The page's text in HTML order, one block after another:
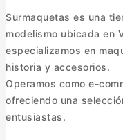
Surmaquetas es una
modelismo ubicada en
especializamos en
historia y accesorios.
Operamos como e-
ofreciendo una
entusiastas.